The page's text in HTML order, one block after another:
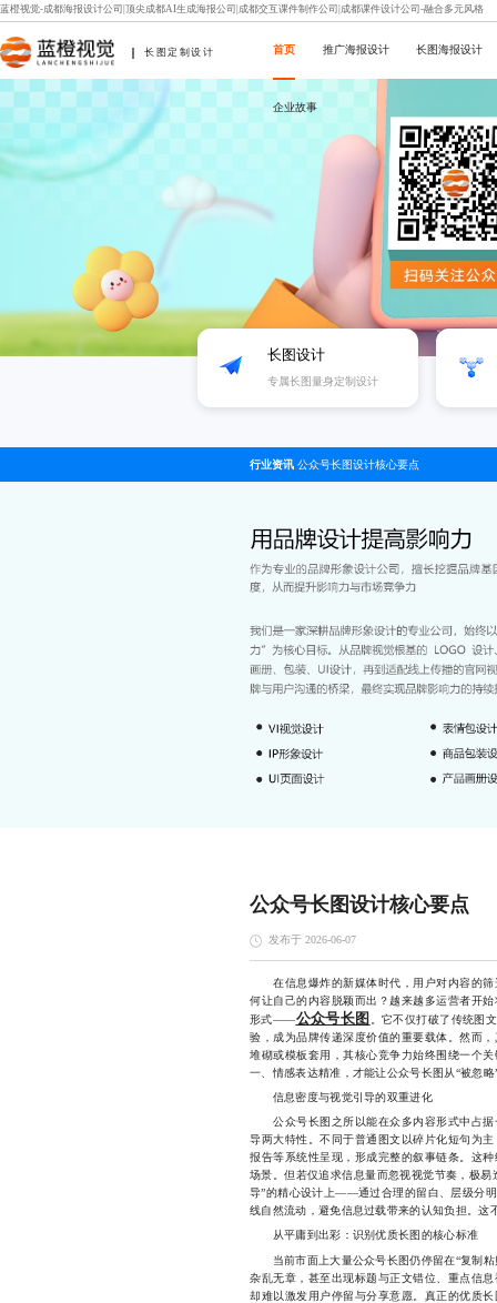
蓝橙视觉-成都海报设计公司|顶尖成都AI生成海报公司|成都交互课件制作公司|成都课件设计公司-融合多元风格
长图定制设计 首页 推广海报设计 长图海报设计
企业故事
长图设计
专属长图量身定制设计
行业资讯 公众号长图设计核心要点
公众号长图设计核心要点
发布于 2026-06-07
在信息爆炸的新媒体时代，用户对内容的筛
何让自己的内容脱颖而出？越来越多运营者开
形式——公众号长图
。它不仅打破了传统图
验，成为品牌传递深度价值的重要载体。然而
堆砌或模板套用，其核心竞争力始终围绕一个
一、情感表达精准，才能让公众号长图从“被忽
信息密度与视觉引导的双重进化
公众号长图之所以能在众多内容形式中占据
导两大特性。不同于普通图文以碎片化短句为
报告等系统性呈现，形成完整的叙事链条。这
场景。但若仅追求信息量而忽视视觉节奏，极
导”的精心设计上——通过合理的留白、层级分
线自然流动，避免信息过载带来的认知负担。这
从平庸到出彩：识别优质长图的核心标准
当前市面上大量公众号长图仍停留在“复制粘
杂乱无章，甚至出现标题与正文错位、重点信
却难以激发用户停留与分享意愿。真正的优质